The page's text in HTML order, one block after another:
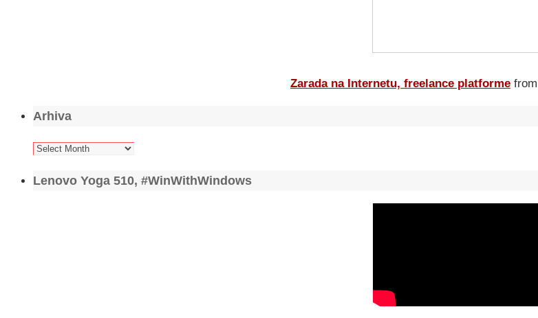
Zarada na Internetu, freelance platforme from
Arhiva
Arhiva
Lenovo Yoga 510, #WinWithWindows